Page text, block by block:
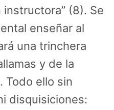
(8). Se
enseñar al
una trinchera
y de la
Todo ello sin
disquisiciones: